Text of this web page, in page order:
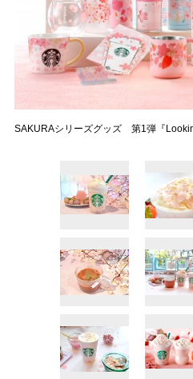
SAKURAシリーズグッズ 第1弾『